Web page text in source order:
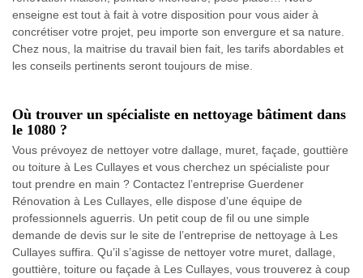
enseigne est tout à fait à votre disposition pour vous aider à
concrétiser votre projet, peu importe son envergure et sa nature.
Chez nous, la maitrise du travail bien fait, les tarifs abordables et
les conseils pertinents seront toujours de mise.
Où trouver un spécialiste en nettoyage bâtiment dans
le 1080 ?
Vous prévoyez de nettoyer votre dallage, muret, façade, gouttière
ou toiture à Les Cullayes et vous cherchez un spécialiste pour
tout prendre en main ? Contactez l’entreprise Guerdener
Rénovation à Les Cullayes, elle dispose d’une équipe de
professionnels aguerris. Un petit coup de fil ou une simple
demande de devis sur le site de l’entreprise de nettoyage à Les
Cullayes suffira. Qu’il s’agisse de nettoyer votre muret, dallage,
gouttière, toiture ou façade à Les Cullayes, vous trouverez à coup